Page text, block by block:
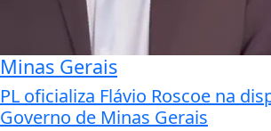
Minas Gerais
PL oficializa Flávio Roscoe na
Governo de Minas Gerais